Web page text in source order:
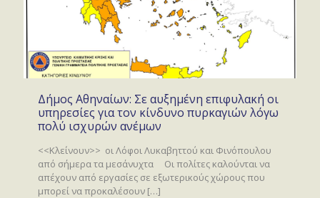
Δήμος Αθηναίων: Σε αυξημένη επιφυλακή οι
υπηρεσίες για τον κίνδυνο πυρκαγιών λόγω
πολύ ισχυρών ανέμων
<<Κλείνουν>> οι Λόφοι Λυκαβηττού και Φινόπουλου
από σήμερα τα μεσάνυχτα Οι πολίτες καλούνται να
απέχουν από εργασίες σε εξωτερικούς χώρους που
μπορεί να προκαλέσουν […]